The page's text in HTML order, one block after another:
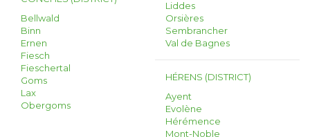
Bellwald
Binn
Ernen
Fiesch
Fieschertal
Goms
Lax
Obergoms
Liddes
Orsières
Sembrancher
Val de Bagnes
HÉRENS (DISTRICT)
Ayent
Evolène
Hérémence
Mont-Noble